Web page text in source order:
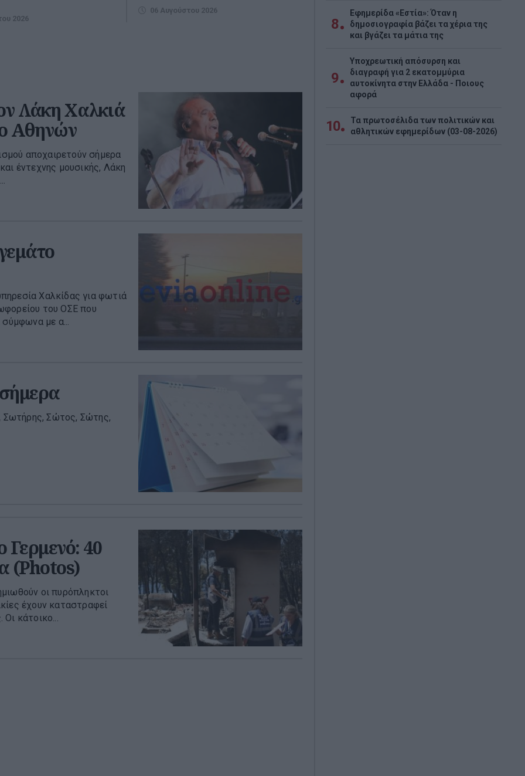
2026
06 Αυγούστου 2026
Λάκη Χαλκιά
Αθηνών
αποχαιρετούν σήμερα
έντεχνης μουσικής, Λάκη
Χαλκίδας για φωτιά
του ΟΣΕ που
σύμφωνα με α...
Σωτήρης, Σώτος, Σώτης,
40
(Photos)
οι πυρόπληκτοι
έχουν καταστραφεί
κάτοικο...
8
Εφημερίδα «Εστία»: Όταν η
δημοσιογραφία βάζει τα χέρια της
και βγάζει τα μάτια της
9
Υποχρεωτική απόσυρση και
διαγραφή για 2 εκατομμύρια
αυτοκίνητα στην Ελλάδα - Ποιους
αφορά
10
Τα πρωτοσέλιδα των πολιτικών και
αθλητικών εφημερίδων (03-08-2026)